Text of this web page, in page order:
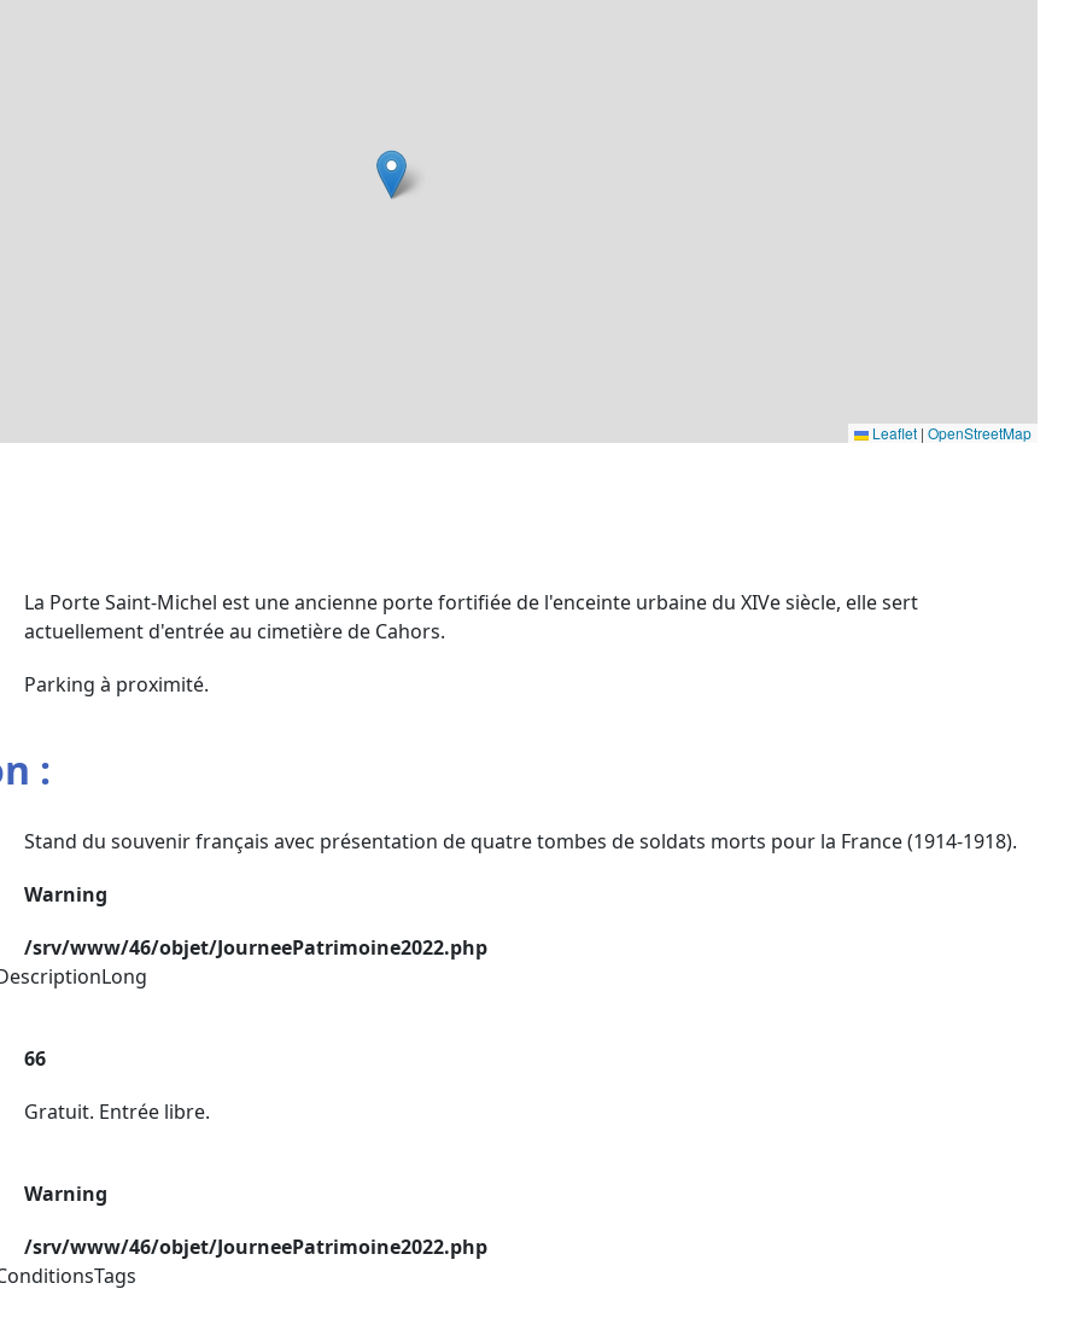
Leaflet | OpenStreetMap
La Porte Saint-Michel est une ancienne porte fortifiée de l'enceinte urbaine du XIVe siècle, elle sert
actuellement d'entrée au cimetière de Cahors.
Parking à proximité.
:
Stand du souvenir français avec présentation de quatre tombes de soldats morts pour la France (1914-1918).
Warning
/srv/www/46/objet/JourneePatrimoine2022.php
66
Gratuit. Entrée libre.
Warning
/srv/www/46/objet/JourneePatrimoine2022.php